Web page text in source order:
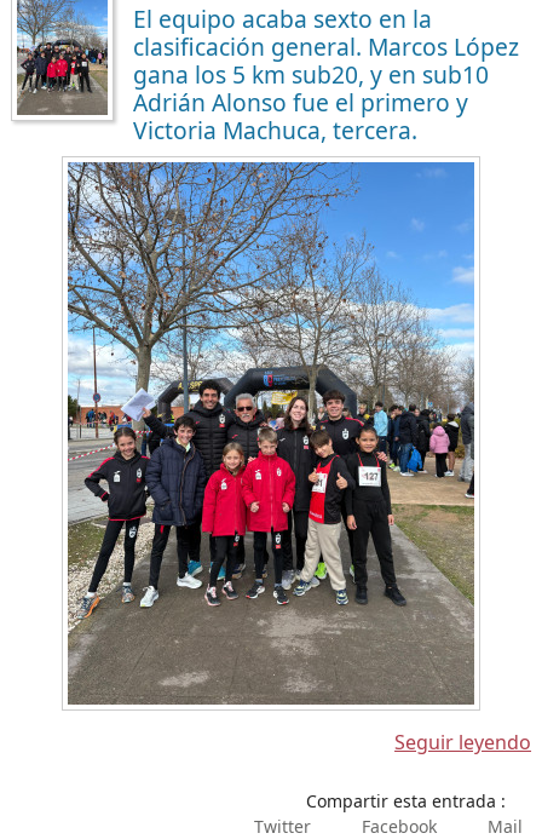
El equipo acaba sexto en la
clasificación general. Marcos López
gana los 5 km sub20, y en sub10
Adrián Alonso fue el primero y
Victoria Machuca, tercera.
Seguir leyendo
Compartir esta entrada :
Twitter
Facebook Mail